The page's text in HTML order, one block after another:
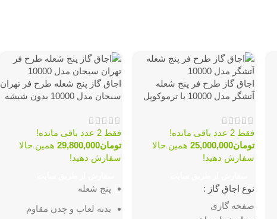
اجاق گاز طرح فر پنج شعله
آتشگر مدل 10000 با ترموکوپل
فقط 2 عدد باقی مانده!
تومان25,000,000 همین حالا
سفارش دهید!
نوع اجاق گاز :
صفحه گازی
اجاق گاز پنج شعله طرح فر تهران
سبحان مدل 10000 بدون شیشه
فقط 2 عدد باقی مانده!
تومان29,800,000 همین حالا
سفارش دهید!
پنج شعله
بدنه لعاب و چدن مقاوم